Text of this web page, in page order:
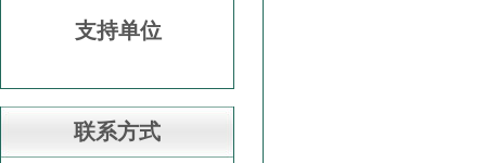
支持单位
联系方式